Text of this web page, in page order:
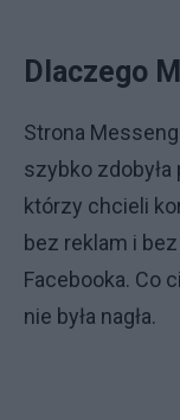
Dlaczego
Strona
szybko
którzy chcieli
bez reklam i
Facebooka. Co
nie była nagła.